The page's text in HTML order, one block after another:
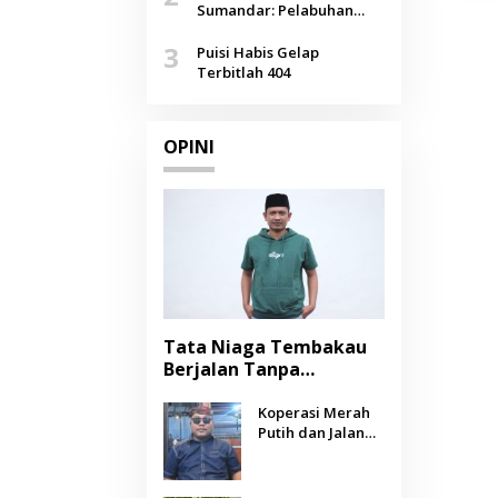
Agustus
Sumandar: Pelabuhan
Selendang Benang Merah
Lombang
3
Puisi Habis Gelap
Terbitlah 404
OPINI
Tata Niaga Tembakau
Berjalan Tanpa
Negara Berpihak
kepada Petani?
Koperasi Merah
Putih dan Jalan